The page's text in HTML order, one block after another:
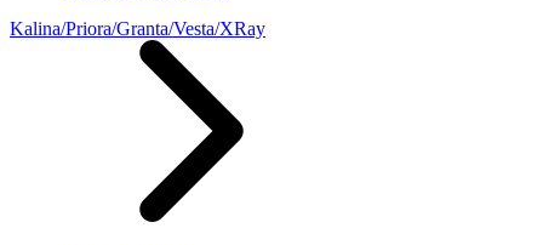
Kalina/Priora/Granta/Vesta/XRay